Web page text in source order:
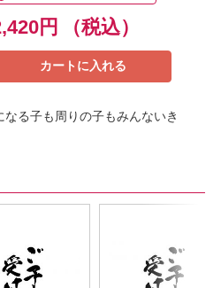
円 （税込）
カートに入れる
る子も周りの子もみんないき